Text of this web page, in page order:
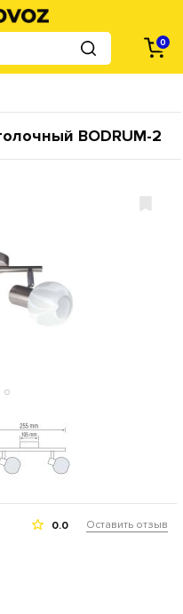
0
BODRUM-2
0.0 Оставить отзыв